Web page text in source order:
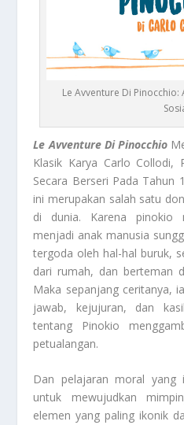
Le Avventure Di
Le Avventure Di Pinocchio
Klasik Karya Carlo Collodi,
Secara Berseri Pada Tahun
ini merupakan salah satu
di dunia. Karena pinokio
menjadi anak manusia
tergoda oleh hal-hal buruk,
dari rumah, dan berteman
Maka sepanjang ceritanya,
jawab, kejujuran, dan
tentang Pinokio
petualangan.
Dan pelajaran moral yang
untuk mewujudkan
elemen yang paling ikonik